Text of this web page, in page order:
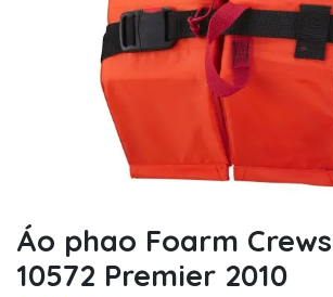
Áo phao Foarm
10572 Premier 2010